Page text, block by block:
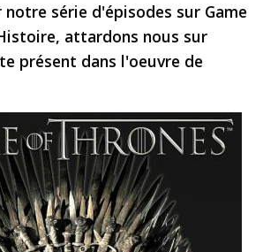
série d'épisodes sur Game
attardons nous sur
présent dans l'oeuvre de